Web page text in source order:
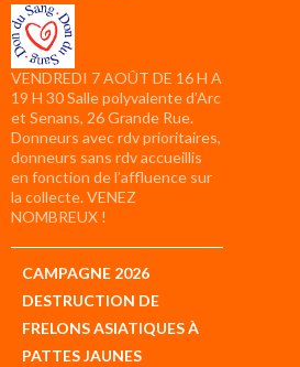
VENDREDI 7 AOÛT DE 16 H A
19 H 30 Salle polyvalente d’Arc
et Senans, 26 Grande Rue.
Donneurs avec rdv prioritaires,
donneurs sans rdv accueillis
en fonction de l’affluence sur
la collecte. VENEZ
NOMBREUX !
CAMPAGNE 2026
DESTRUCTION DE
FRELONS ASIATIQUES À
PATTES JAUNES